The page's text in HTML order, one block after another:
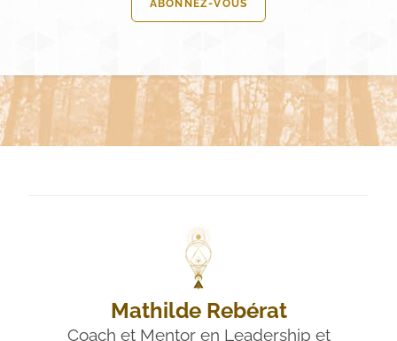
Mathilde Rebérat
Coach et Mentor en Leadership et